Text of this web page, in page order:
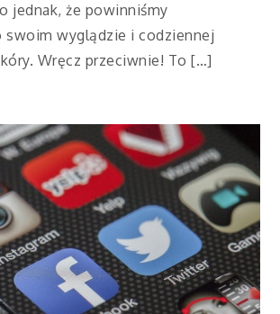
jednak, że powinniśmy
swoim wyglądzie i codziennej
Wręcz przeciwnie! To […]